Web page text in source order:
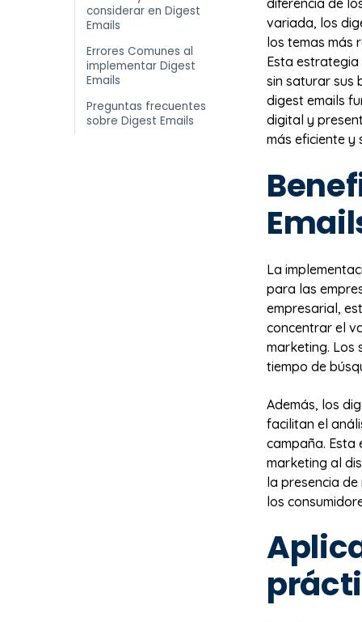
considerar en Digest
Emails
Errores Comunes al
implementar Digest
Emails
Preguntas frecuentes
sobre Digest Emails
diferencia de
variada, los
los temas más
Esta
sin saturar sus
digest emails
digital y
más eficiente y
La
para las
empresarial,
concentrar el
marketing. Los
tiempo de
Además, los
facilitan el
campaña. Esta
marketing al
la presencia
los